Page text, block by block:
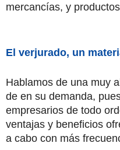
mercancías, y
El verjurado, un
Hablamos de una muy
de en su demanda,
empresarios de todo
ventajas y beneficios
a cabo con más